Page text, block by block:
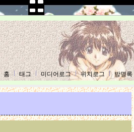
홈 태그 미디어로그 위치로그 방명록